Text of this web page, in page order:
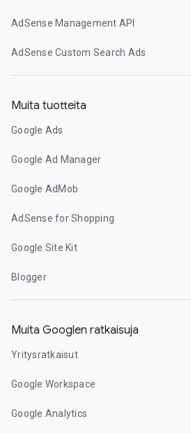
AdSense Management API
AdSense Custom Search Ads
Muita tuotteita
Google Ads
Google Ad Manager
Google AdMob
AdSense for Shopping
Google Site Kit
Blogger
Muita Googlen ratkaisuja
Yritysratkaisut
Google Workspace
Google Analytics